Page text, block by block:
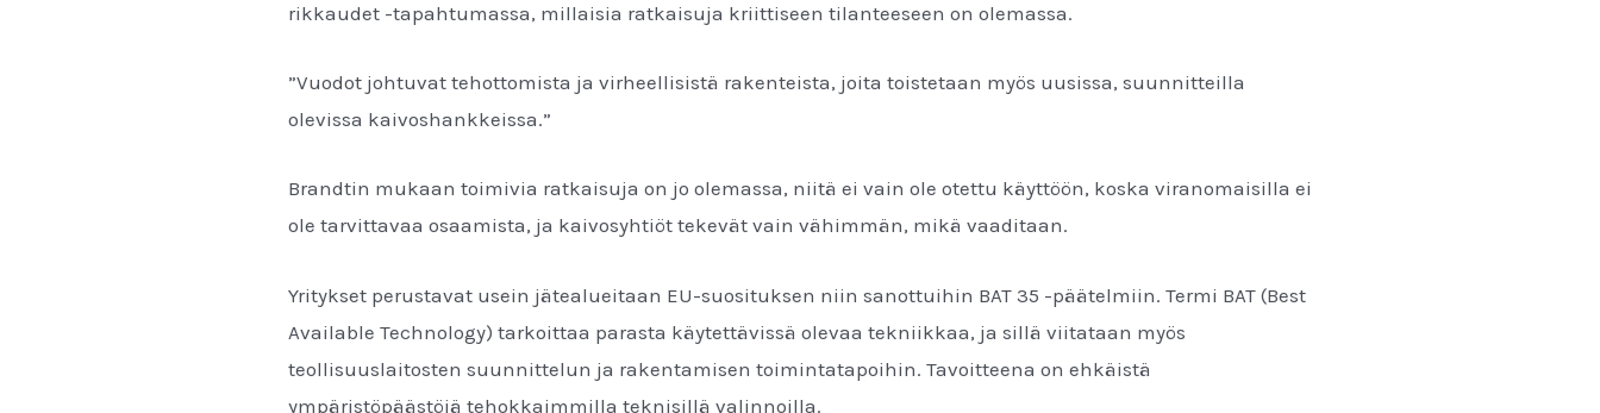
rikkaudet -tapahtumassa, millaisia ratkaisuja kriittiseen tilanteeseen on olemassa.
”Vuodot johtuvat tehottomista ja virheellisistä rakenteista, joita toistetaan myös uusissa, suunnitteilla
olevissa kaivoshankkeissa.”
Brandtin mukaan toimivia ratkaisuja on jo olemassa, niitä ei vain ole otettu käyttöön, koska viranomaisilla ei
ole tarvittavaa osaamista, ja kaivosyhtiöt tekevät vain vähimmän, mikä vaaditaan.
Yritykset perustavat usein jätealueitaan EU-suosituksen niin sanottuihin BAT 35 -päätelmiin. Termi BAT (Best
Available Technology) tarkoittaa parasta käytettävissä olevaa tekniikkaa, ja sillä viitataan myös
teollisuuslaitosten suunnittelun ja rakentamisen toimintatapoihin. Tavoitteena on ehkäistä
ympäristöpäästöjä tehokkaimmilla teknisillä valinnoilla.